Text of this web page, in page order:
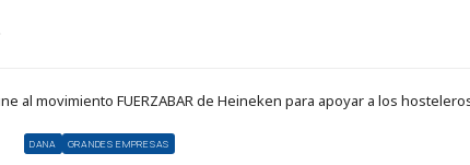
al movimiento FUERZABAR de Heineken para apoyar a los
DANA GRANDES EMPRESAS